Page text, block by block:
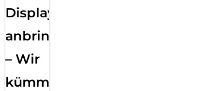
Displayfolie
anbringen
– Wir
kümmern